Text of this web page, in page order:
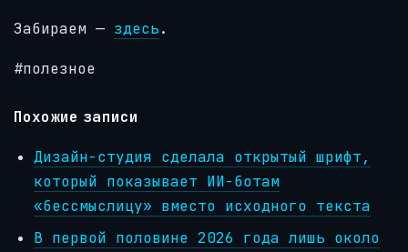
Забираем — здесь.
#полезное
Похожие записи
Дизайн-студия сделала открытый шрифт,
который показывает ИИ-ботам
«бессмыслицу» вместо исходного текста
В первой половине 2026 года лишь около